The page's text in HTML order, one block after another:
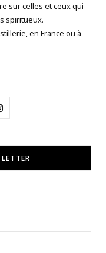
sur celles et ceux qui
spiritueux.
en France ou à
I
t